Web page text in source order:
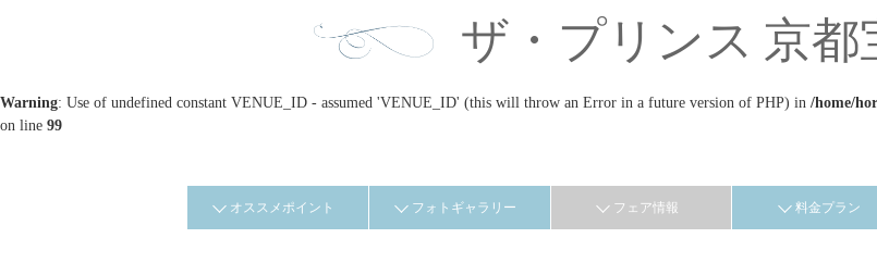
ザ・プリンス 京都
Warning: Use of undefined constant VENUE_ID - assumed 'VENUE_ID' (this will throw an Error in a future version of PHP) in /home/
on line 99
オススメポイント フォトギャラリー フェア情報 料金プラン